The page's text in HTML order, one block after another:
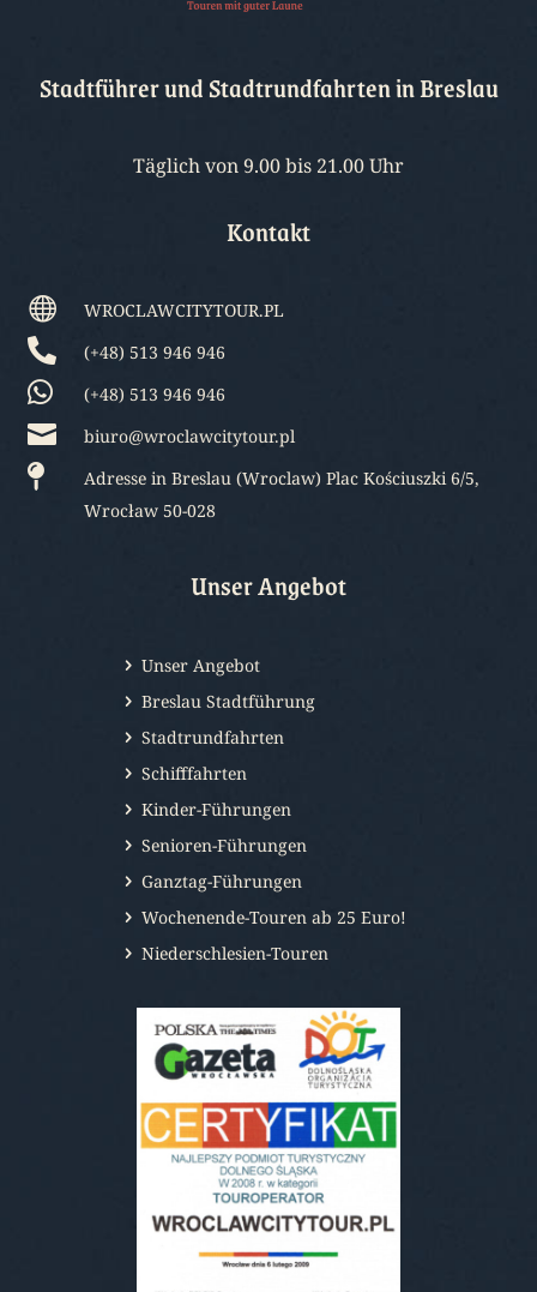
Stadtführer und Stadtrundfahrten in Breslau
Täglich von 9.00 bis 21.00 Uhr
Kontakt
 WROCLAWCITYTOUR.PL
 (+48) 513 946 946
 (+48) 513 946 946
 biuro@wroclawcitytour.pl

Adresse in Breslau (Wroclaw) Plac Kościuszki 6/5,
Wrocław 50-028
Unser Angebot
Unser Angebot
Breslau Stadtführung
Stadtrundfahrten
Schifffahrten
Kinder-Führungen
Senioren-Führungen
Ganztag-Führungen
Wochenende-Touren ab 25 Euro!
Niederschlesien-Touren